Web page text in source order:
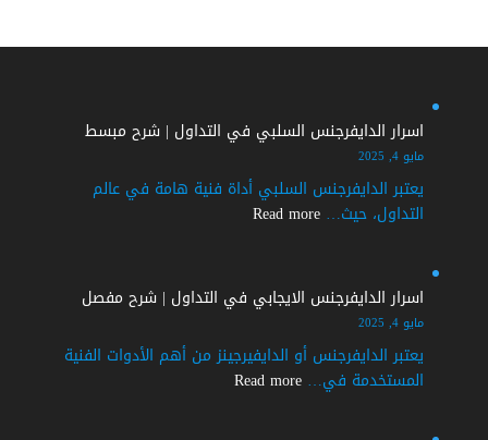
اسرار الدايفرجنس السلبي في التداول | شرح مبسط
مايو 4, 2025
يعتبر الدايفرجنس السلبي أداة فنية هامة في عالم
التداول، حيث… Read more
:
السلبي
في
|
شرح
اسرار الدايفرجنس الايجابي في التداول | شرح مفصل
مايو 4, 2025
يعتبر الدايفرجنس أو الدايفيرجينز من أهم الأدوات الفنية
المستخدمة في… Read more
: